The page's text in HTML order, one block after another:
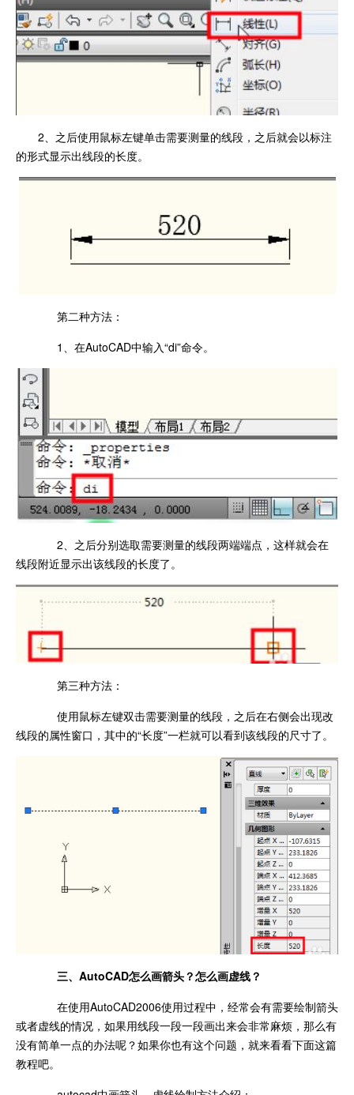
2、之后使用鼠标左键单击需要测量的线段，之后就会以标注
的形式显示出线段的长度。
第二种方法：
1、在AutoCAD中输入“di”命令。
2、之后分别选取需要测量的线段两端端点，这样就会在
线段附近显示出该线段的长度了。
第三种方法：
使用鼠标左键双击需要测量的线段，之后在右侧会出现改
线段的属性窗口，其中的“长度”一栏就可以看到该线段的尺寸了。
三、AutoCAD怎么画箭头？怎么画虚线？
在使用AutoCAD2006使用过程中，经常会有需要绘制箭头
或者虚线的情况，如果用线段一段一段画出来会非常麻烦，那么有
没有简单一点的办法呢？如果你也有这个问题，就来看看下面这篇
教程吧。